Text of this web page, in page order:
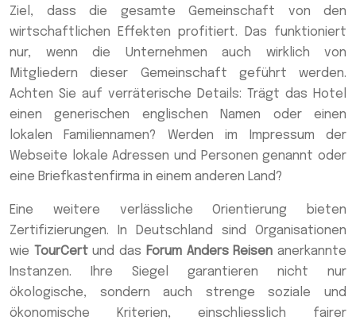
Ziel, dass die gesamte Gemeinschaft von den
wirtschaftlichen Effekten profitiert. Das funktioniert
nur, wenn die Unternehmen auch wirklich von
Mitgliedern dieser Gemeinschaft geführt werden.
Achten Sie auf verräterische Details: Trägt das Hotel
einen generischen englischen Namen oder einen
lokalen Familiennamen? Werden im Impressum der
Webseite lokale Adressen und Personen genannt oder
eine Briefkastenfirma in einem anderen Land?
Eine weitere verlässliche Orientierung bieten
Zertifizierungen. In Deutschland sind Organisationen
wie TourCertund das Forum Anders Reisen anerkannte
Instanzen. Ihre Siegel garantieren nicht nur
ökologische, sondern auch strenge soziale und
ökonomische Kriterien, einschliesslich fairer